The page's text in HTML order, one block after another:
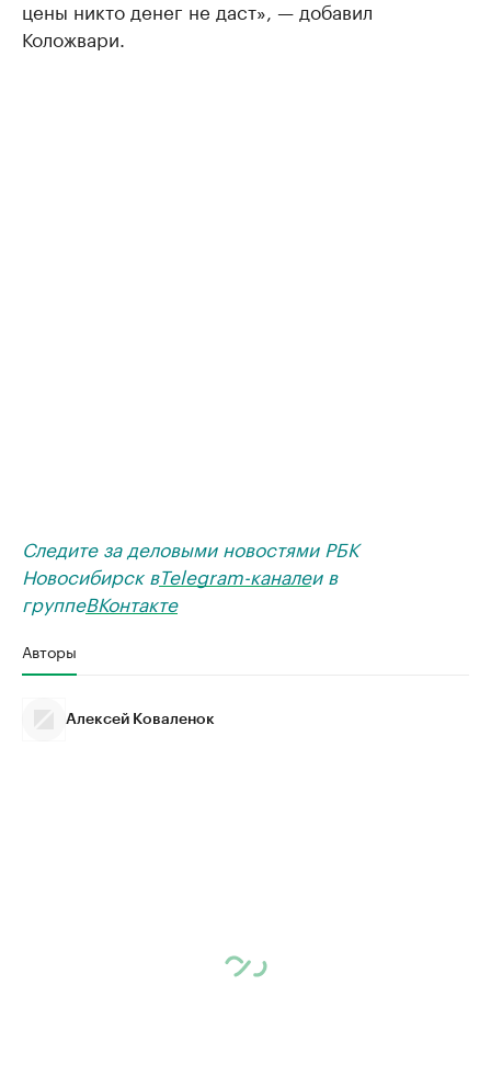
цены никто денег не даст», — добавил
Коложвари.
Следите за деловыми новостями РБК
Новосибирск вTelegram-каналеи в
группеВКонтакте
Авторы
Алексей Коваленок